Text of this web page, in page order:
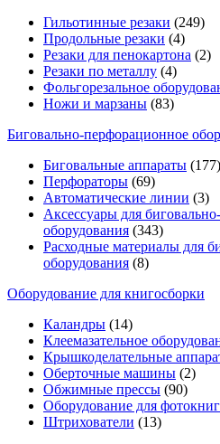
Гильотинные резаки (249)
Продольные резаки (4)
Резаки для пенокартона (2)
Резаки по металлу (4)
Фольгорезальное
Ножи и марзаны (83)
Биговально-перфорационное
Биговальные аппараты (177)
Перфораторы (69)
Автоматические линии (3)
Аксессуары для
оборудования (343)
Расходные материалы для
оборудования (8)
Оборудование для книгосборки
Каландры (14)
Клеемазательное
Крышкоделательные
Оберточные машины (2)
Обжимные прессы (90)
Оборудование для фотокниг
Штрихователи (13)